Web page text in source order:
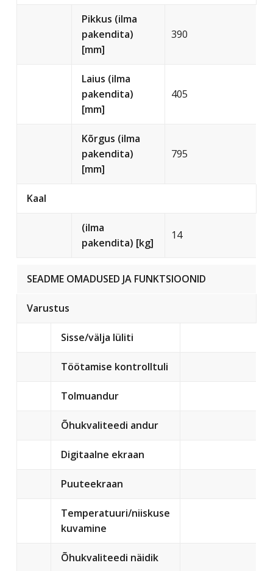
Pikkus (ilma
pakendita)
[mm]
390
Laius (ilma
pakendita)
[mm]
405
Kõrgus (ilma
pakendita)
[mm]
795
Kaal
(ilma
pakendita) [kg]
14
SEADME OMADUSED JA FUNKTSIOONID
Varustus
Sisse/välja lüliti
Töötamise kontrolltuli
Tolmuandur
Õhukvaliteedi andur
Digitaalne ekraan
Puuteekraan
Temperatuuri/niiskuse
kuvamine
Õhukvaliteedi näidik